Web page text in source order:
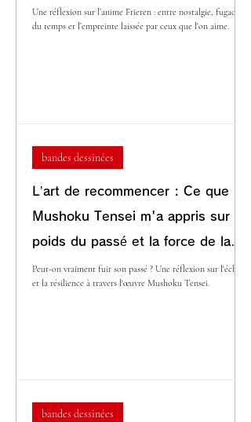
Une réflexion sur l’anime Frieren : entre nostalgie, fugacité
du temps et l’empreinte laissée par ceux que l'on aime.
L’art de recommencer : Ce que
Mushoku Tensei m'a appris sur le
poids du passé et la force de la
persévérance
Peut-on vraiment fuir son passé ? Une réflexion sur l'échec
et la résilience à travers l'œuvre Mushoku Tensei.
bandes dessinées
bandes dessinées